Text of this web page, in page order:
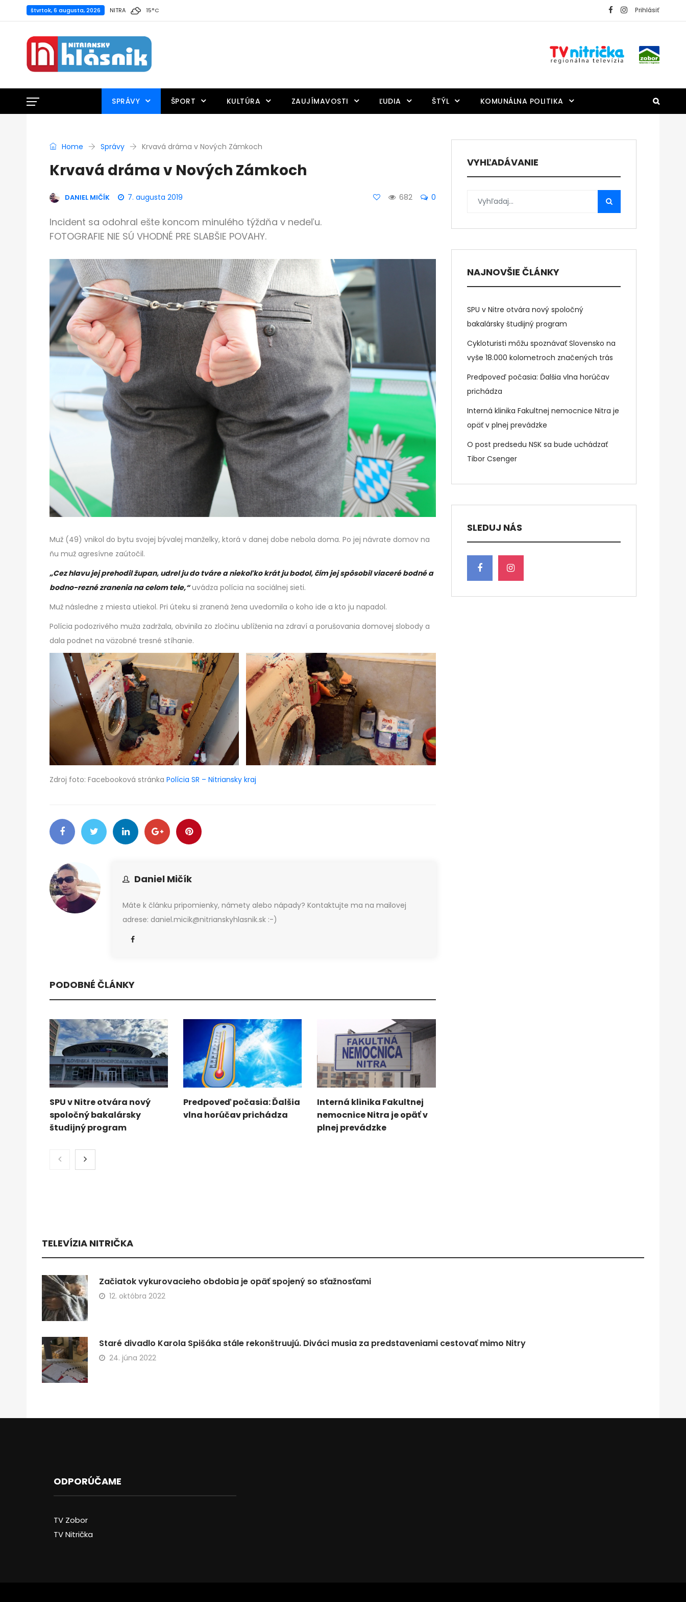
štvrtok, 6 augusta, 2026 NITRA 15°C Prihlásiť
SPRÁVY ŠPORT KULTÚRA ZAUJÍMAVOSTI ĽUDIA ŠTÝL KOMUNÁLNA POLITIKA
Home Správy Krvavá dráma v Nových Zámkoch
Krvavá dráma v Nových Zámkoch
DANIEL MIČÍK 7. augusta 2019 682 0
Incident sa odohral ešte koncom minulého týždňa v nedeľu.
FOTOGRAFIE NIE SÚ VHODNÉ PRE SLABŠIE POVAHY.
Muž (49) vnikol do bytu svojej bývalej manželky, ktorá v danej dobe nebola doma. Po jej návrate domov na
ňu muž agresívne zaútočil.
„Cez hlavu jej prehodil župan, udrel ju do tváre a niekoľko krát ju bodol, čím jej spôsobil viaceré bodné a
bodno-rezné zranenia na celom tele,“uvádza polícia na sociálnej sieti.
Muž následne z miesta utiekol. Pri úteku si zranená žena uvedomila o koho ide a kto ju napadol.
Polícia podozrivého muža zadržala, obvinila zo zločinu ublíženia na zdraví a porušovania domovej slobody a
dala podnet na väzobné tresné stíhanie.
Zdroj foto: Facebooková stránka Polícia SR – Nitriansky kraj
Daniel Mičík
Máte k článku pripomienky, námety alebo nápady? Kontaktujte ma na mailovej
adrese: daniel.micik@nitrianskyhlasnik.sk :-)
PODOBNÉ ČLÁNKY
SPU v Nitre otvára nový
spoločný bakalársky
študijný program
Predpoveď počasia: Ďalšia
vlna horúčav prichádza
Interná klinika Fakultnej
nemocnice Nitra je opäť v
plnej prevádzke
VYHĽADÁVANIE
NAJNOVŠIE ČLÁNKY
SPU v Nitre otvára nový spoločný
bakalársky študijný program
Cykloturisti môžu spoznávať Slovensko na
vyše 18.000 kolometroch značených trás
Predpoveď počasia: Ďalšia vlna horúčav
prichádza
Interná klinika Fakultnej nemocnice Nitra je
opäť v plnej prevádzke
O post predsedu NSK sa bude uchádzať
Tibor Csenger
SLEDUJ NÁS
TELEVÍZIA NITRIČKA
Začiatok vykurovacieho obdobia je opäť spojený so sťažnosťami
12. októbra 2022
Staré divadlo Karola Spišáka stále rekonštruujú. Diváci musia za predstaveniami cestovať mimo Nitry
24. júna 2022
ODPORÚČAME
TV Zobor
TV Nitrička